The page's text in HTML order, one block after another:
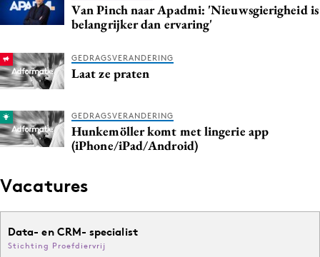
Van Pinch naar Apadmi: 'Nieuwsgierigheid is
belangrijker dan ervaring'
GEDRAGSVERANDERING
Laat ze praten
GEDRAGSVERANDERING
Hunkemöller komt met lingerie app
(iPhone/iPad/Android)
Vacatures
Data- en CRM- specialist
Stichting Proefdiervrij